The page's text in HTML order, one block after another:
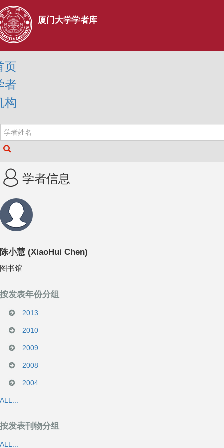
厦门大学学者库
页
者
构
学者信息
陈小慧 (XiaoHui Chen)
图书馆
按发表年份分组
2013
2010
2009
2008
2004
ALL...
按发表刊物分组
ALL...